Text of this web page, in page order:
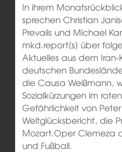
In ihrem
sprechen Christian
Prevails und Michael
mkd.report[s] über
Aktuelles aus dem Iran-
deutschen
die Causa Weißmann,
Sozialkürzungen im
Gefährlichkeit von
Weltglücksbericht, die
Mozart.Oper Clemeza
und Fußball.